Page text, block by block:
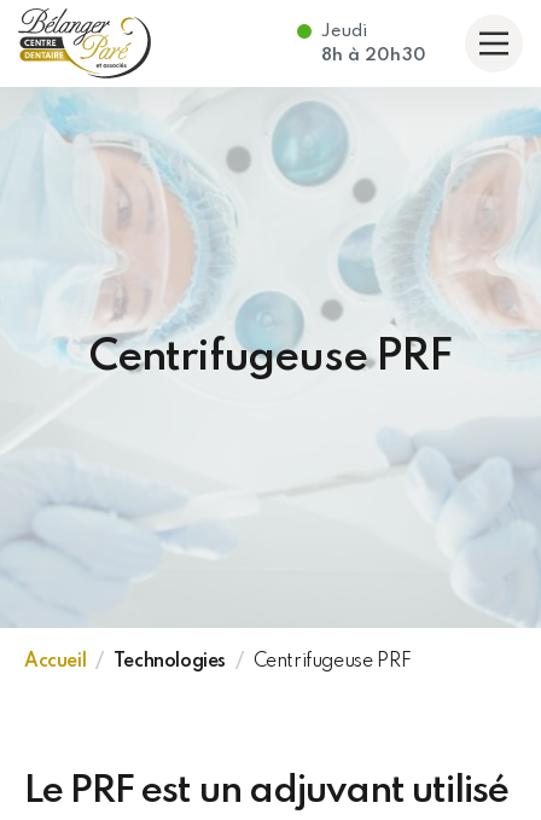
Bélanger Paré et associés
Jeudi
8h à 20h30
Centrifugeuse PRF
Accueil Technologies Centrifugeuse PRF
Le PRF est un adjuvant utilisé